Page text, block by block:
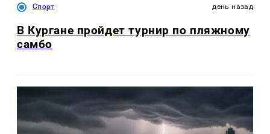
Спорт день назад
В Кургане пройдет турнир по пляжному
самбо